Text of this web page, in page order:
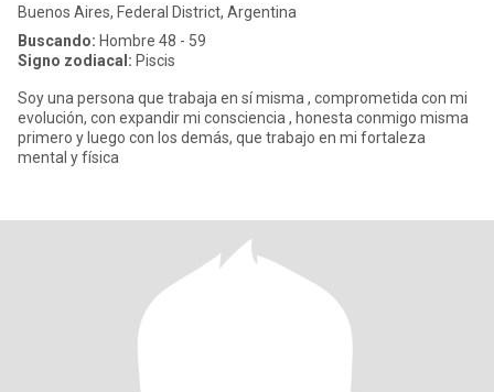
Buenos Aires, Federal District, Argentina
Buscando: Hombre 48 - 59
Signo zodiacal: Piscis
Soy una persona que trabaja en sí misma , comprometida con mi
evolución, con expandir mi consciencia , honesta conmigo misma
primero y luego con los demás, que trabajo en mi fortaleza
mental y física